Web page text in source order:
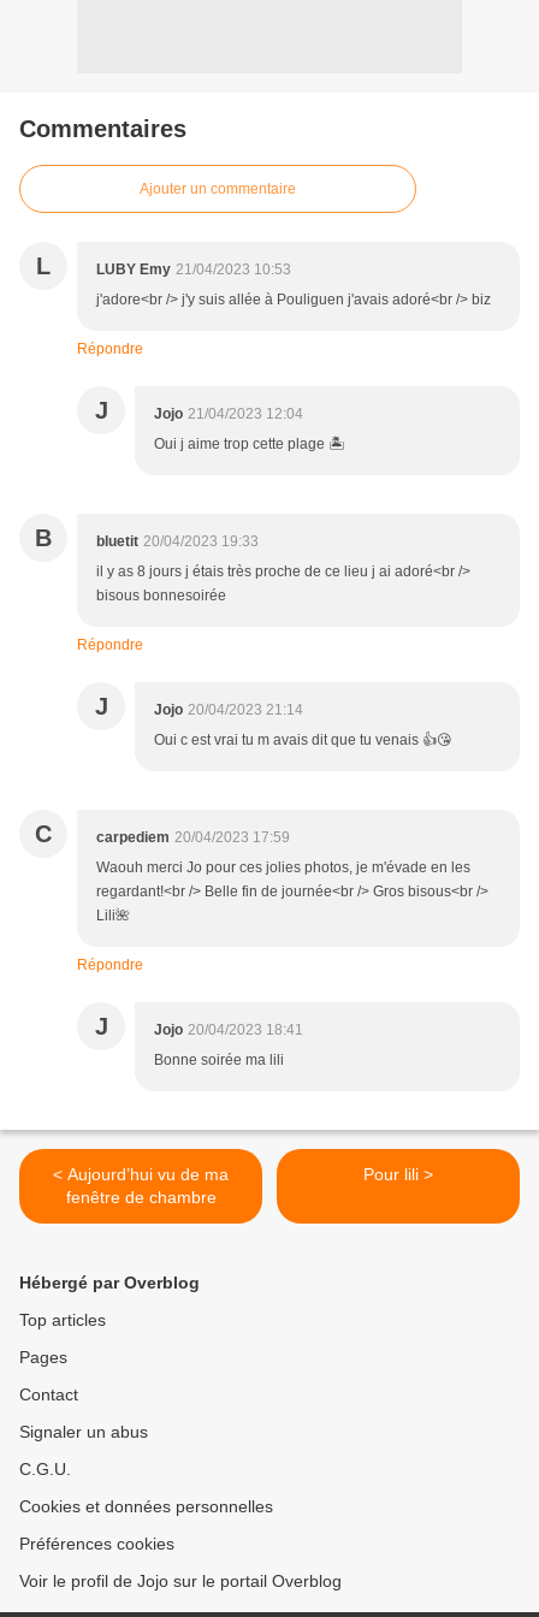
Commentaires
Ajouter un commentaire
L LUBY Emy 21/04/2023 10:53
j'adore<br /> j'y suis allée à Pouliguen j'avais adoré<br /> biz
Répondre
J Jojo 21/04/2023 12:04
Oui j aime trop cette plage 🏝️
B bluetit 20/04/2023 19:33
il y as 8 jours j étais très proche de ce lieu j ai adoré<br />
bisous bonnesoirée
Répondre
J Jojo 20/04/2023 21:14
Oui c est vrai tu m avais dit que tu venais 👍😘
C carpediem 20/04/2023 17:59
Waouh merci Jo pour ces jolies photos, je m'évade en les
regardant!<br /> Belle fin de journée<br /> Gros bisous<br />
Lili🌺
Répondre
J Jojo 20/04/2023 18:41
Bonne soirée ma lili
< Aujourd’hui vu de ma
fenêtre de chambre
Pour lili >
Hébergé par Overblog
Top articles
Pages
Contact
Signaler un abus
C.G.U.
Cookies et données personnelles
Préférences cookies
Voir le profil de Jojo sur le portail Overblog